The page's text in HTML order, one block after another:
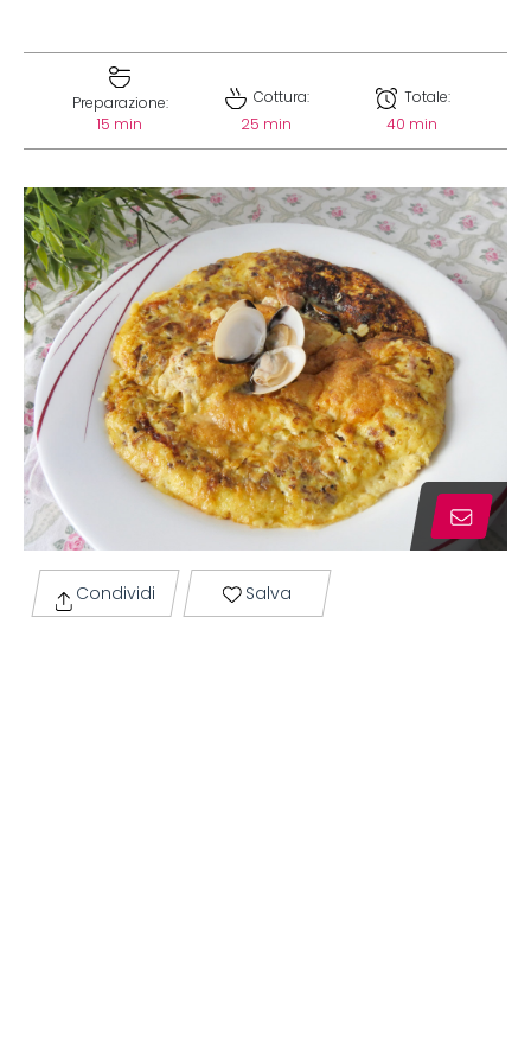
Preparazione:
15 min
Cottura:
25 min
Totale:
40 min
Condividi Salva